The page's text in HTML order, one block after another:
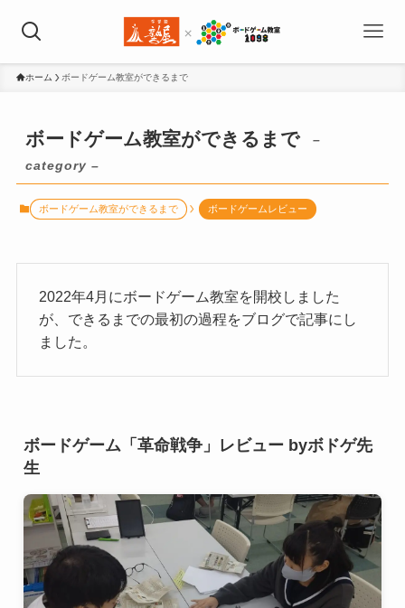
ホーム ボードゲーム教室ができるまで
ボードゲーム教室ができるまで
–
category –
ボードゲーム教室ができるまで ボードゲームレビュー
2022年4月にボードゲーム教室を開校しました
が、できるまでの最初の過程をブログで記事にし
ました。
ボードゲーム「革命戦争」レビュー byボドゲ先
生